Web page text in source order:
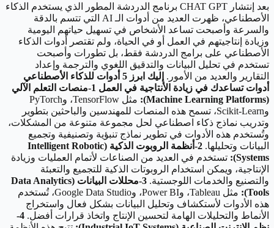
بعد إنتشار CHAT GPT برنامج الدردشة المطور الذي يستخدم الذكاء
الأصطناعي، ظهرت العديد من أدوات الـ AI التي تتسم بالدقة
والسرعة وأصبحت تساعد الأشخاص في تسهيل حياتهم اليومية
وزيادة إنتاجيتهم في العمل أو في الحياة، ولم تقتصر أدوات الذكاء
الأصطناعي على برامج الدردشة فقط، بل تطورات وأصبحت
تستخدم في تحليل البيانات والتدقيق اللغوي والترجمة وإعداد
التقارير والعديد من الأمور.
إليك ابرز 5 أدوات للذكاء الأصطناعي
أدوات تساعدك في زيادة الأنتاجية في العمل
1-منصات التعلم الآلي
(Machine Learning Platforms):
مثل TensorFlow، وPyTorch
وScikit-Learn، تسمح هذه المنصات للمهندسين والباحثين بتطوير
وتدريب نماذج ذكاء اصطناعي لحل مجموعة متنوعة من المشكلات،
وتُستخدم هذه الأدوات في تطوير نماذج تنبؤية وتصنيفية وتجميع
البيانات وتحليلها.
2-أنظمة الروبوت الذكية (Intelligent Robotic
Systems):
تستخدم في العديد من الصناعات لأتمام العمليات وزيادة
الإنتاجية، ويمكن استخدام الروبوتات الذكية للتجميع والتعبئة
والتصنيع والخدمات اللوجستية.
3-محللات البيانات (Data Analytics
Tools):
مثل Tableau، وPower BI، وGoogle Data Studio، تُستخدم
هذه الأدوات لأستكشاف وتحليل البيانات بشكل فعال واستخراج
الأنماط والتحليلات الهامة لتحسين الإنتاج واتخاذ قرارات أفضل.
4-